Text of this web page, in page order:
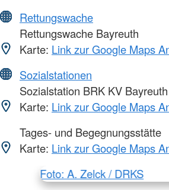
Rettungswache
Rettungswache Bayreuth
Karte: Link zur Google Maps
Sozialstationen
Sozialstation BRK KV Bayreuth
Karte: Link zur Google Maps
Tages- und Begegnungsstätte
Karte: Link zur Google Maps
Foto: A. Zelck / DRKS